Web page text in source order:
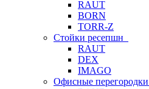
RAUT
BORN
TORR-Z
Стойки ресепшн
RAUT
DEX
IMAGO
Офисные перегородки